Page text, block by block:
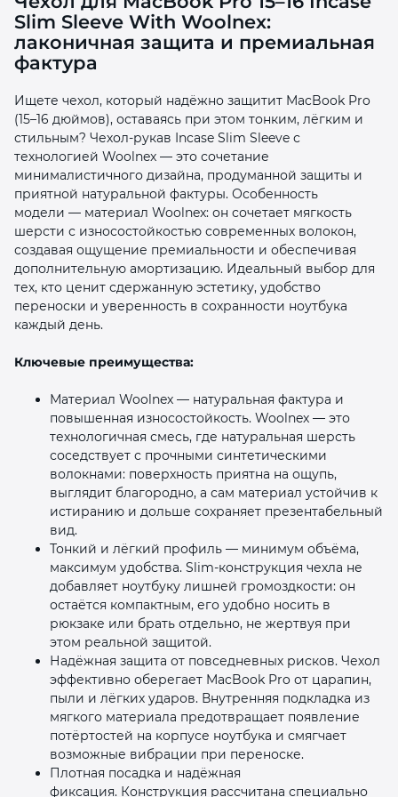
Slim Sleeve With Woolnex:
лаконичная защита и премиальная
фактура
Ищете чехол, который надёжно защитит MacBook Pro
(15–16 дюймов), оставаясь при этом тонким, лёгким и
стильным? Чехол‑рукав Incase Slim Sleeve с
технологией Woolnex — это сочетание
минималистичного дизайна, продуманной защиты и
приятной натуральной фактуры. Особенность
модели — материал Woolnex: он сочетает мягкость
шерсти с износостойкостью современных волокон,
создавая ощущение премиальности и обеспечивая
дополнительную амортизацию. Идеальный выбор для
тех, кто ценит сдержанную эстетику, удобство
переноски и уверенность в сохранности ноутбука
каждый день.
Ключевые преимущества:
Материал Woolnex — натуральная фактура и
повышенная износостойкость. Woolnex — это
технологичная смесь, где натуральная шерсть
соседствует с прочными синтетическими
волокнами: поверхность приятна на ощупь,
выглядит благородно, а сам материал устойчив к
истиранию и дольше сохраняет презентабельный
вид.
Тонкий и лёгкий профиль — минимум объёма,
максимум удобства. Slim‑конструкция чехла не
добавляет ноутбуку лишней громоздкости: он
остаётся компактным, его удобно носить в
рюкзаке или брать отдельно, не жертвуя при
этом реальной защитой.
Надёжная защита от повседневных рисков. Чехол
эффективно оберегает MacBook Pro от царапин,
пыли и лёгких ударов. Внутренняя подкладка из
мягкого материала предотвращает появление
потёртостей на корпусе ноутбука и смягчает
возможные вибрации при переноске.
Плотная посадка и надёжная
фиксация. Конструкция рассчитана специально
раз в 2 недели